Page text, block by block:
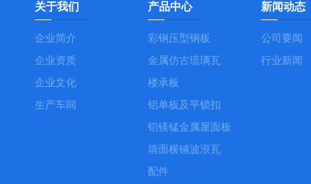
关于我们
企业简介
企业资质
企业文化
生产车间
产品中心
彩钢压型钢板
金属仿古琉璃瓦
楼承板
铝单板及平锁扣
铝镁锰金属屋面板
墙面横铺波浪瓦
配件
新闻动态
公司要闻
行业新闻